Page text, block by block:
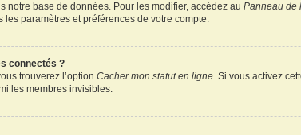
notre base de données. Pour les modifier, accédez auPanneau de
paramètres et préférences de votre compte.
connectés ?
trouverez l’optionCacher mon statut en ligne. Si vous activez
les membres invisibles.